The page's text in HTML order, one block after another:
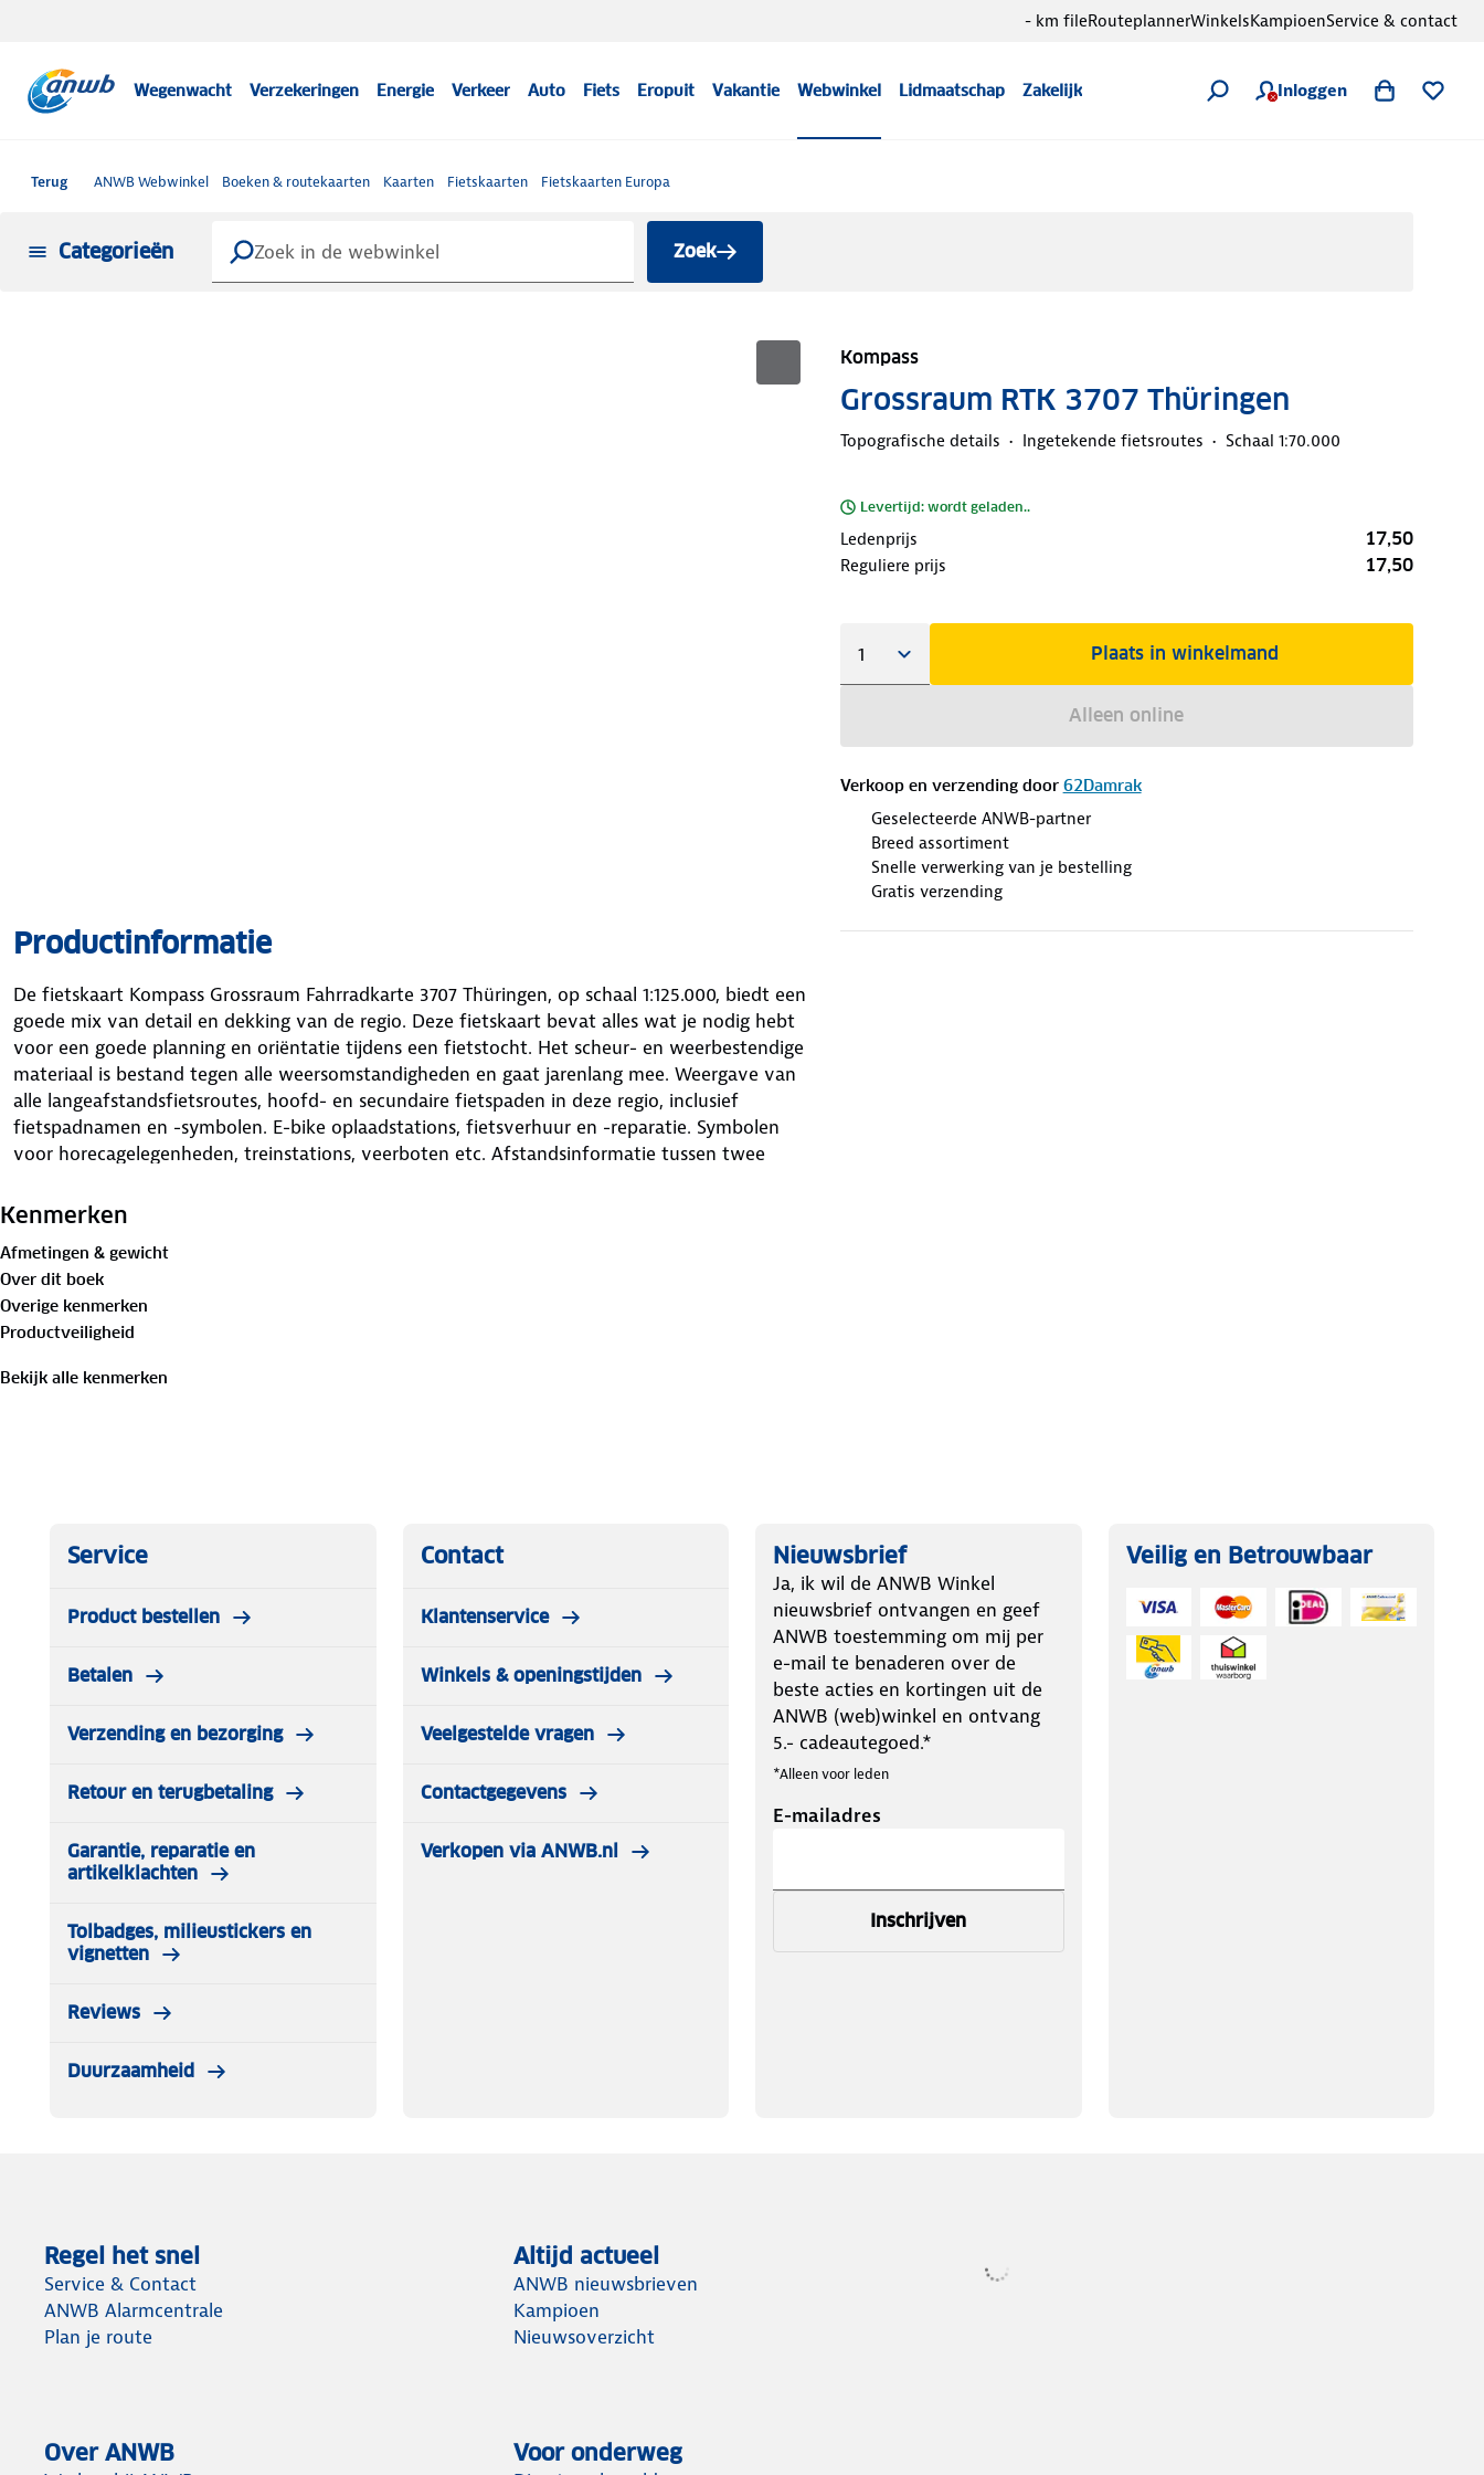
Wegenwacht Verzekeringen Energie Verkeer Auto Fiets Eropuit Vakantie Webwinkel Lidmaatschap Zakelijk Inloggen
- km fileRouteplannerWinkelsKampioenService & contact
Terug ANWB Webwinkel Boeken & routekaarten Kaarten Fietskaarten Fietskaarten Europa
Categorieën Zoek
Kompass
Grossraum RTK 3707 Thüringen
Topografische details Ingetekende fietsroutes Schaal 1:70.000
Levertijd: wordt geladen..
Ledenprijs 17,50
Reguliere prijs 17,50
Plaats in winkelmand
Alleen online
Verkoop en verzending door 62Damrak
Geselecteerde ANWB-partner
Breed assortiment
Snelle verwerking van je bestelling
Gratis verzending
Productinformatie
De fietskaart Kompass Grossraum Fahrradkarte 3707 Thüringen, op schaal 1:125.000, biedt een
goede mix van detail en dekking van de regio. Deze fietskaart bevat alles wat je nodig hebt
voor een goede planning en oriëntatie tijdens een fietstocht. Het scheur- en weerbestendige
materiaal is bestand tegen alle weersomstandigheden en gaat jarenlang mee. Weergave van
alle langeafstandsfietsroutes, hoofd- en secundaire fietspaden in deze regio, inclusief
fietspadnamen en -symbolen. E-bike oplaadstations, fietsverhuur en -reparatie. Symbolen
voor horecagelegenheden, treinstations, veerboten etc. Afstandsinformatie tussen twee
oogopslag weer. GPS-gegevens: Het fietspadennetwerk is ook te downloaden als GPX-tracks
Kenmerken
Afmetingen & gewicht
Over dit boek
Overige kenmerken
Productveiligheid
Bekijk alle kenmerken
Service
Product bestellen
Betalen
Verzending en bezorging
Retour en terugbetaling
Garantie, reparatie en
artikelklachten
Tolbadges, milieustickers en
vignetten
Reviews
Duurzaamheid
Contact
Klantenservice
Winkels & openingstijden
Veelgestelde vragen
Contactgegevens
Verkopen via ANWB.nl
Nieuwsbrief
Ja, ik wil de ANWB Winkel
nieuwsbrief ontvangen en geef
ANWB toestemming om mij per
e-mail te benaderen over de
beste acties en kortingen uit de
ANWB (web)winkel en ontvang
5.- cadeautegoed.*
*Alleen voor leden
E-mailadres
Inschrijven
Veilig en Betrouwbaar
Regel het snel
Service & Contact
ANWB Alarmcentrale
Plan je route
Altijd actueel
ANWB nieuwsbrieven
Kampioen
Nieuwsoverzicht
Over ANWB Voor onderweg